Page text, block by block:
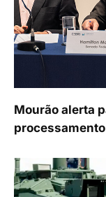
Mourão alerta